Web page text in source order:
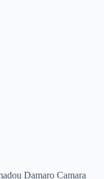
Damaro Camara